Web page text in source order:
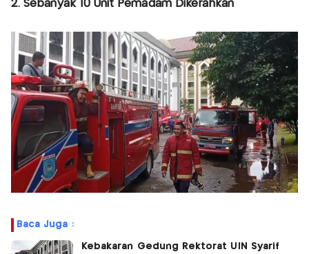
2. Sebanyak 10 Unit Pemadam Dikerahkan
Baca Juga :
Kebakaran Gedung Rektorat UIN Syarif